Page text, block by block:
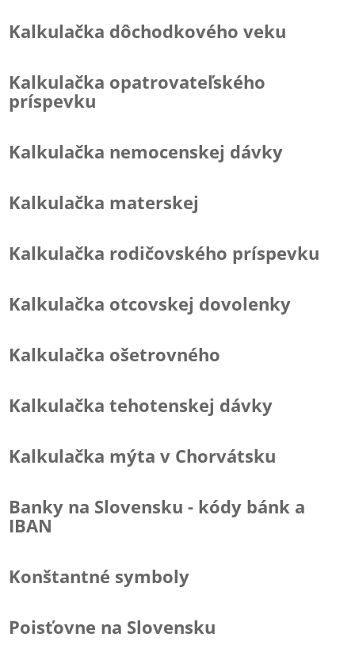
Kalkulačka dôchodkového veku
Kalkulačka opatrovateľského
príspevku
Kalkulačka nemocenskej dávky
Kalkulačka materskej
Kalkulačka rodičovského príspevku
Kalkulačka otcovskej dovolenky
Kalkulačka ošetrovného
Kalkulačka tehotenskej dávky
Kalkulačka mýta v Chorvátsku
Banky na Slovensku - kódy bánk a
IBAN
Konštantné symboly
Poisťovne na Slovensku